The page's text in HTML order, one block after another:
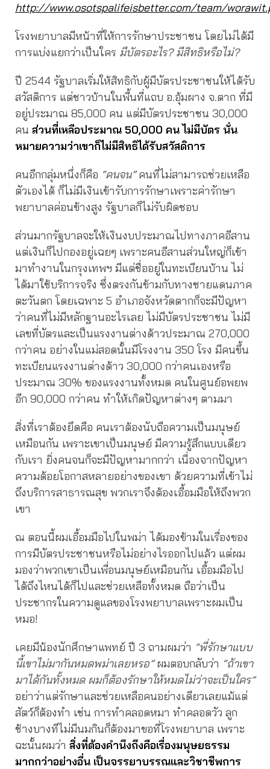
http://www.osotspalifeisbetter.com/team/
โรงพยาบาลมีหน้าที่ให้การรักษาประชาชน โดยไม่ได้มี
การแบ่งแยกว่าเป็นใคร มีบัตรอะไร? มีสิทธิหรือไม่?
ปี 2544 รัฐบาลเริ่มให้สิทธิกับผู้มีบัตรประชาชนให้ได้รับ
สวัสดิการ แต่ชาวบ้านในพื้นที่แถบ อ.อุ้มผาง จ.ตาก ที่มี
อยู่ประมาณ 85,000 คน แต่มีบัตรประชาชน 30,000
คน ส่วนที่เหลือประมาณ 50,000 คน ไม่มีบัตร นั่น
หมายความว่าเขาก็ไม่มีสิทธิได้รับสวัสดิการ
คนอีกกลุ่มหนึ่งก็คือ “คนจน”คนที่ไม่สามารถช่วยเหลือ
ตัวเองได้ ก็ไม่มีเงินเข้ารับการรักษาเพราะค่ารักษา
พยาบาลค่อนข้างสูง รัฐบาลก็ไม่รับผิดชอบ
ส่วนมากรัฐบาลจะให้เงินงบประมาณไปทางภาคอีสาน
แต่เงินก็ไปกองอยู่เฉยๆ เพราะคนอีสานส่วนใหญ่ก็เข้า
มาทำงานในกรุงเทพฯ มีแต่ชื่ออยู่ในทะเบียนบ้าน ไม่
ได้มาใช้บริการจริง ซึ่งตรงกันข้ามกับทางชายแดนภาค
ตะวันตก โดยเฉพาะ 5 อำเภอจังหวัดตากก็จะมีปัญหา
ว่าคนที่ไม่มีหลักฐานอะไรเลย ไม่มีบัตรประชาชน ไม่มี
เลขที่บัตรและเป็นแรงงานต่างด้าวประมาณ 270,000
กว่าคน อย่างในแม่สอดนั้นมีโรงงาน 350 โรง มีคนขึ้น
ทะเบียนแรงงานต่างด้าว 30,000 กว่าคนเองหรือ
ประมาณ 30% ของแรงงานทั้งหมด คนในศูนย์อพยพ
อีก 90,000 กว่าคน ทำให้เกิดปัญหาต่างๆ ตามมา
สิ่งที่เราต้องยึดคือ คนเราต้องนับถือความเป็นมนุษย์
เหมือนกัน เพราะเขาเป็นมนุษย์ มีความรู้สึกแบบเดียว
กับเรา ยิ่งคนจนก็จะมีปัญหามากกว่า เนื่องจากปัญหา
ความด้อยโอกาสหลายอย่างของเขา ด้วยความที่เข้าไม่
ถึงบริการสาธารณสุข พวกเราจึงต้องเอื้อมมือให้ถึงพวก
เขา
ณ ตอนนี้ผมเอื้อมมือไปในพม่า ได้มองข้ามในเรื่องของ
การมีบัตรประชาชนหรือไม่อย่างไรออกไปแล้ว แต่ผม
มองว่าพวกเขาเป็นเพื่อนมนุษย์เหมือนกัน เอื้อมมือไป
ได้ถึงไหนได้ก็ไปและช่วยเหลือทั้งหมด ถือว่าเป็น
ประชากรในความดูแลของโรงพยาบาลเพราะผมเป็น
หมอ!
เคยมีน้องนักศึกษาแพทย์ ปี 3 ถามผมว่า “พี่รักษาแบบ
นี้เขาไม่มากันหมดพม่าเลยหรอ”ผมตอบกลับว่า “ถ้าเขา
มาได้กันทั้งหมด ผมก็ต้องรักษาให้หมดไม่ว่าจะเป็นใคร”
อย่าว่าแต่รักษาและช่วยเหลือคนอย่างเดียวเลยแม้แต่
สัตว์ก็ต้องทำ เช่น การทำคลอดหมา ทำคลอดวัว ลูก
ช้างบางทีไม่มีนมกินก็ต้องมาขอที่โรงพยาบาล เพราะ
ฉะนั้นผมว่า สิ่งที่ต้องคำนึงถึงคือเรื่องมนุษยธรรม
มากกว่าอย่างอื่น เป็นจรรยาบรรณและวิชาชีพการ